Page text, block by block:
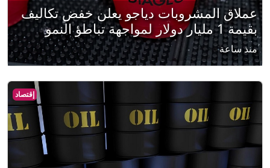
عملاق المشروبات دياجو يعلن خفض تكاليف
بقيمة 1 مليار دولار لمواجهة تباطؤ النمو
منذ ساعة
إقتصاد